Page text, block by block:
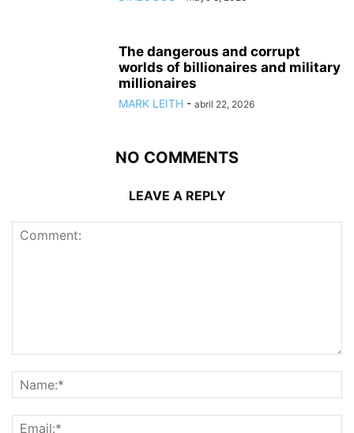
The dangerous and corrupt
worlds of billionaires and military
millionaires
MARK LEITH - abril 22, 2026
NO COMMENTS
LEAVE A REPLY